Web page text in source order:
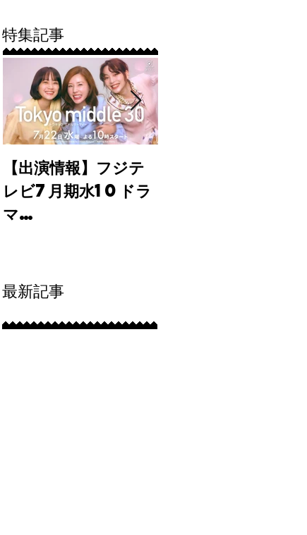
特集記事
【出演情報】フジテ
レビ7月期水10ドラ
マ
り出演！
最新記事